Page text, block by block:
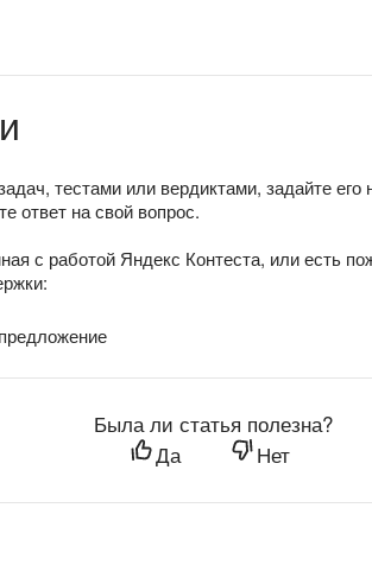
тестами или вердиктами, задайте его
ответ на свой вопрос.
с работой Яндекс Контеста, или есть
Была ли статья полезна?
Да
Нет